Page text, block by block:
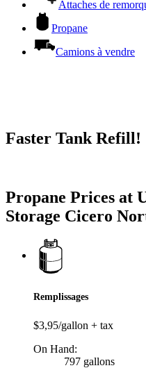
Attaches de
Propane
Camions à vendre
Faster Tank Refill!
Propane Prices at
Storage Cicero
Remplissages
$3,95/gallon + tax
On Hand:
797 gallons